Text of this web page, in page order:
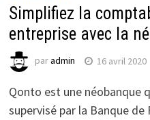
Simplifiez la
entreprise avec la
paradmin 16 avril 2020
Qonto est une néobanque
supervisé par la Banque de